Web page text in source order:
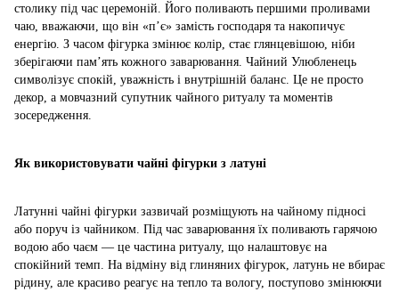
столику під час церемоній. Його поливають першими проливами
чаю, вважаючи, що він «п’є» замість господаря та накопичує
енергію. З часом фігурка змінює колір, стає глянцевішою, ніби
зберігаючи пам’ять кожного заварювання. Чайний Улюбленець
символізує спокій, уважність і внутрішній баланс. Це не просто
декор, а мовчазний супутник чайного ритуалу та моментів
зосередження.
Як використовувати чайні фігурки з латуні
Латунні чайні фігурки зазвичай розміщують на чайному підносі
або поруч із чайником. Під час заварювання їх поливають гарячою
водою або чаєм — це частина ритуалу, що налаштовує на
спокійний темп. На відміну від глиняних фігурок, латунь не вбирає
рідину, але красиво реагує на тепло та вологу, поступово змінюючи